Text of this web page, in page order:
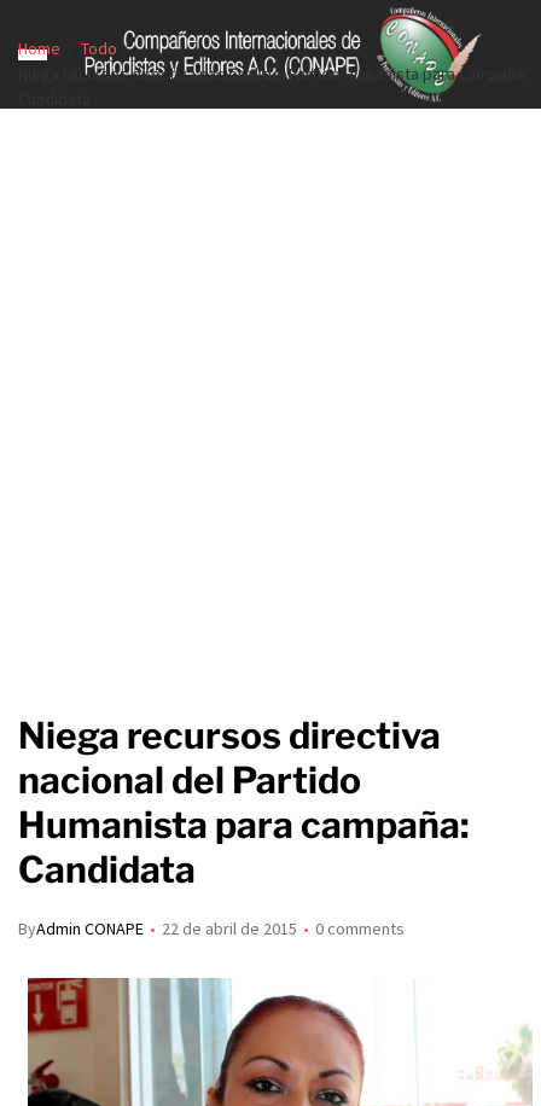
Home
Todo
Niega recursos directiva nacional del Partido Humanista para campaña:
Niega recursos directiva
nacional del Partido
Humanista para campaña:
Candidata
ByAdmin CONAPE 22 de abril de 2015 0 comments